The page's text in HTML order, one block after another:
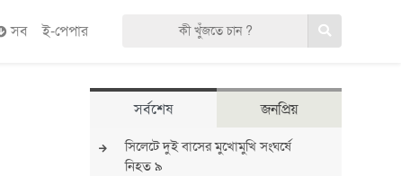
সব ই-পেপার
সর্বশেষ জনপ্রিয়
সিলেটে দুই বাসের মুখোমুখি সংঘর্ষে
নিহত ৯